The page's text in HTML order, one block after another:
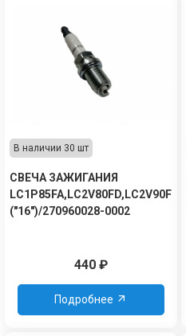
В наличии 30 шт
СВЕЧА ЗАЖИГАНИЯ
LC1P85FA,LC2V80FD,LC2V90FD
("16")/270960028-0002
440₽
Подробнее